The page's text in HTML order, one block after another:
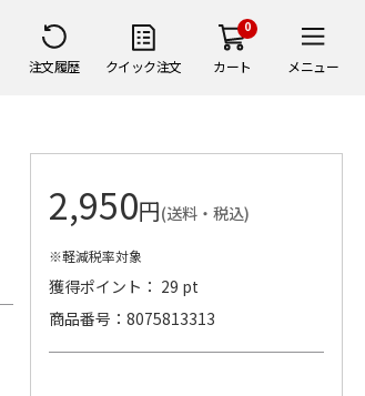
注文履歴 クイック注文
0
カート メニュー
2,950円(送料・税込)
※軽減税率対象
獲得ポイント： 29 pt
商品番号
8075813313